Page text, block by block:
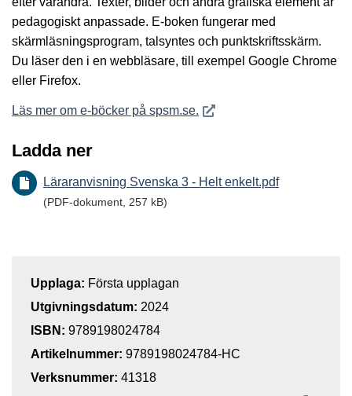
pedagogiskt anpassade. E-boken fungerar med
skärmläsningsprogram, talsyntes och punktskriftsskärm.
Du läser den i en webbläsare, till exempel Google Chrome
eller Firefox.
Läs mer om e-böcker på spsm.se. Öppnas i nytt fönster
Ladda ner
Läraranvisning Svenska 3 - Helt enkelt.pdf
(PDF-dokument, 257 kB)
Upplaga: Första upplagan
Utgivningsdatum: 2024
ISBN: 9789198024784
Artikelnummer: 9789198024784-HC
Verksnummer: 41318